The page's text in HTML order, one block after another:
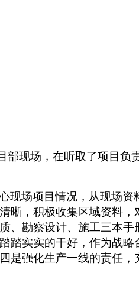
部现场，在听取了项目
场项目情况，从现场
，积极收集区域资料
勘察设计、施工三本
实实的干好，作为战
强化生产一线的责任